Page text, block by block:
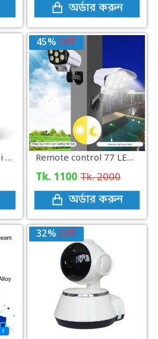
অর্ডার করুন
Smart 1080P HD Mini Body Camera Recorder Surveillance Cam With Video
45% OFF
Remote control 77 LED solar motion sensor lamp
Tk. 1100 Tk. 2000
অর্ডার করুন
32% OFF